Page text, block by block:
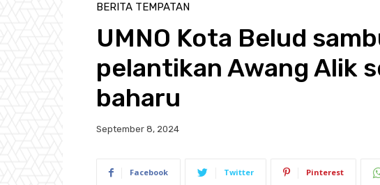
BERITA TEMPATAN
UMNO Kota Belud
pelantikan Awang Alik
baharu
September 8, 2024
Facebook Twitter Pinterest